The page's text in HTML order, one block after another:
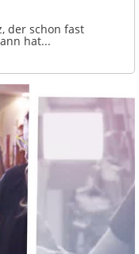
der schon fast
hat...